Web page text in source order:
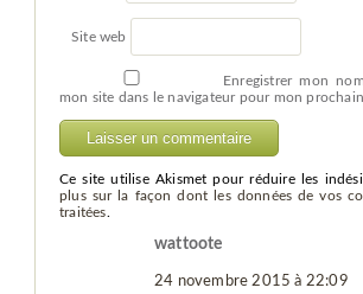
Site web
Enregistrer mon
mon site dans le navigateur pour mon
Ce site utilise Akismet pour réduire les
plus sur la façon dont les données de vos
traitées.
wattoote
24 novembre 2015 à 22:09